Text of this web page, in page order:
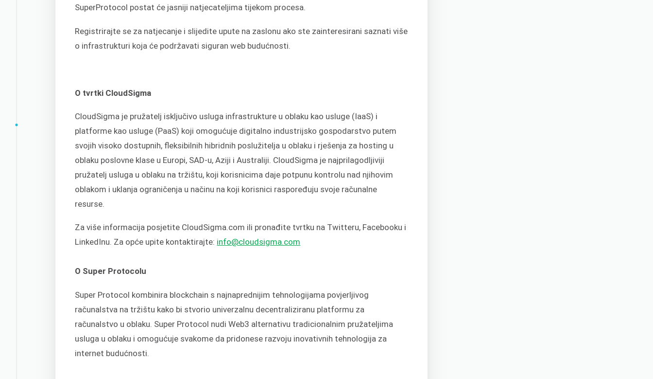
SuperProtocol postat će jasniji natjecateljima tijekom procesa.
Registrirajte se za natjecanje i slijedite upute na zaslonu ako ste zainteresirani saznati više
o infrastrukturi koja će podržavati siguran web budućnosti.
O tvrtki CloudSigma
CloudSigma je pružatelj isključivo usluga infrastrukture u oblaku kao usluge (IaaS) i
platforme kao usluge (PaaS) koji omogućuje digitalno industrijsko gospodarstvo putem
svojih visoko dostupnih, fleksibilnih hibridnih poslužitelja u oblaku i rješenja za hosting u
oblaku poslovne klase u Europi, SAD-u, Aziji i Australiji. CloudSigma je najprilagodljiviji
pružatelj usluga u oblaku na tržištu, koji korisnicima daje potpunu kontrolu nad njihovim
oblakom i uklanja ograničenja u načinu na koji korisnici raspoređuju svoje računalne
resurse.
Za više informacija posjetite CloudSigma.com ili pronađite tvrtku na Twitteru, Facebooku i
LinkedInu. Za opće upite kontaktirajte: info@cloudsigma.com
O Super Protocolu
Super Protocol kombinira blockchain s najnaprednijim tehnologijama povjerljivog
računalstva na tržištu kako bi stvorio univerzalnu decentraliziranu platformu za
računalstvo u oblaku. Super Protocol nudi Web3 alternativu tradicionalnim pružateljima
usluga u oblaku i omogućuje svakome da pridonese razvoju inovativnih tehnologija za
internet budućnosti.